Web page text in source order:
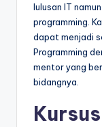
lulusan IT
programming.
dapat menjadi
Programming
mentor yang
bidangnya.